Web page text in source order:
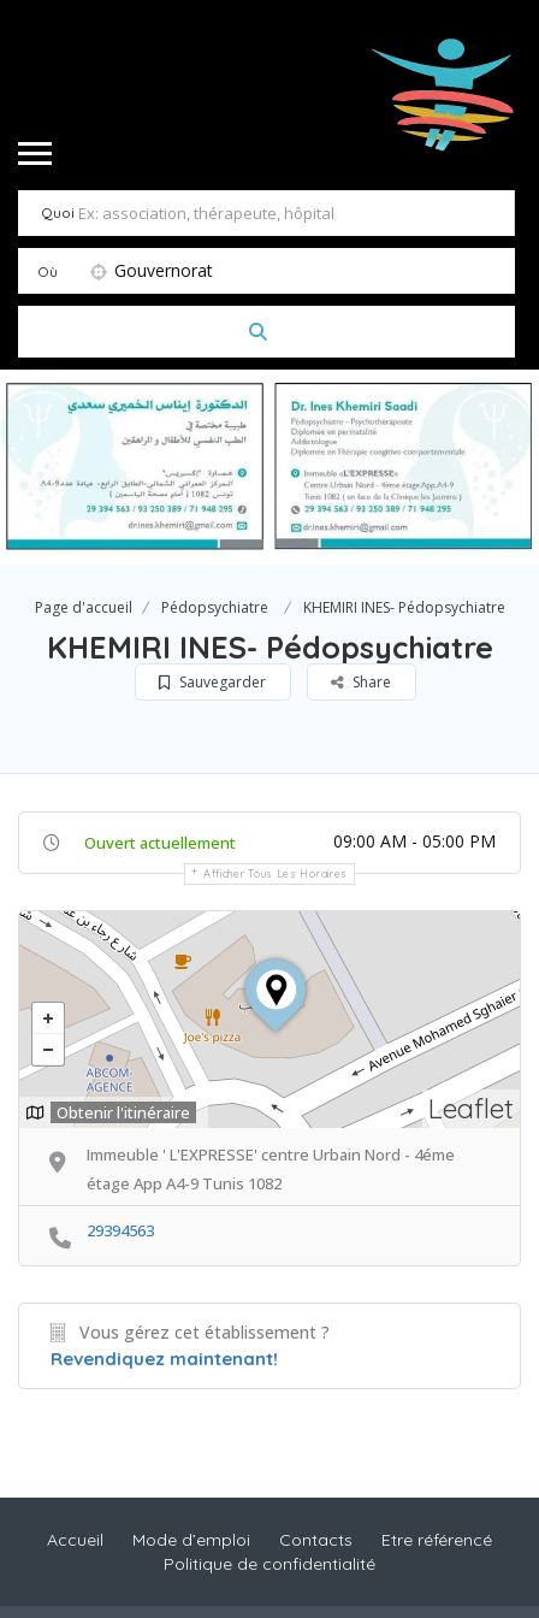
Quoi
Où Gouvernorat
Page d'accueil Pédopsychiatre KHEMIRI INES- Pédopsychiatre
KHEMIRI INES- Pédopsychiatre
Sauvegarder Share
Ouvert actuellement 09:00 AM - 05:00 PM
Afficher Tous Les Horaires
Leaflet
Obtenir l'itinéraire
Immeuble ' L'EXPRESSE' centre Urbain Nord - 4éme
étage App A4-9 Tunis 1082
29394563
Vous gérez cet établissement ?
Revendiquez maintenant!
Accueil Mode d’emploi Contacts
Etre référencé
Politique de confidentialité